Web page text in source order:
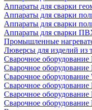
Аппараты для сварки
Аппараты для сварки
Аппараты для сварки
Аппараты для сварки
Промышленные
Люверсы для изделий из
Сварочное оборудование
Сварочное оборудование
Сварочное оборудование
Сварочное оборудование
Сварочное
Сварочное оборудование